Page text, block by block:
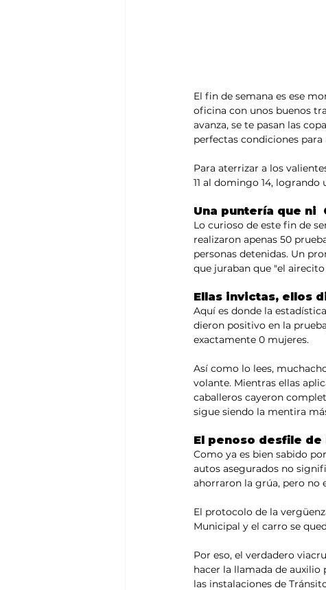
El fin de semana es ese
oficina con unos buenos
avanza, se te pasan las
perfectas condiciones
Para aterrizar a los
11 al domingo 14,
Una puntería que ni
Lo curioso de este fin de
realizaron apenas 50
personas detenidas. Un
que juraban que "el
Ellas invictas, ellos
Aquí es donde la
dieron positivo en la
exactamente 0 mujeres.
Así como lo lees,
volante. Mientras ellas
caballeros cayeron
sigue siendo la mentira
El penoso desfile
Como ya es bien sabido
autos asegurados no
ahorraron la grúa, pero no
El protocolo de la
Municipal y el carro se
Por eso, el verdadero
hacer la llamada de auxilio
las instalaciones de